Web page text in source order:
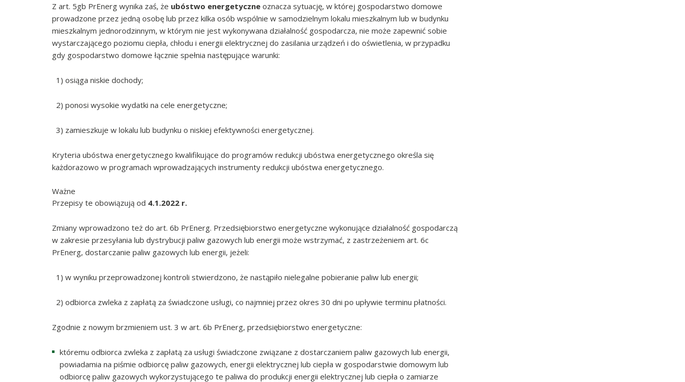
Z art. 5gb PrEnerg wynika zaś, że ubóstwo energetyczne oznacza sytuację, w której gospodarstwo domowe
prowadzone przez jedną osobę lub przez kilka osób wspólnie w samodzielnym lokalu mieszkalnym lub w budynku
mieszkalnym jednorodzinnym, w którym nie jest wykonywana działalność gospodarcza, nie może zapewnić sobie
wystarczającego poziomu ciepła, chłodu i energii elektrycznej do zasilania urządzeń i do oświetlenia, w przypadku
gdy gospodarstwo domowe łącznie spełnia następujące warunki:
1) osiąga niskie dochody;
2) ponosi wysokie wydatki na cele energetyczne;
3) zamieszkuje w lokalu lub budynku o niskiej efektywności energetycznej.
Kryteria ubóstwa energetycznego kwalifikujące do programów redukcji ubóstwa energetycznego określa się
każdorazowo w programach wprowadzających instrumenty redukcji ubóstwa energetycznego.
Ważne
Przepisy te obowiązują od 4.1.2022 r.
Zmiany wprowadzono też do art. 6b PrEnerg. Przedsiębiorstwo energetyczne wykonujące działalność gospodarczą
w zakresie przesyłania lub dystrybucji paliw gazowych lub energii może wstrzymać, z zastrzeżeniem art. 6c
PrEnerg, dostarczanie paliw gazowych lub energii, jeżeli:
1) w wyniku przeprowadzonej kontroli stwierdzono, że nastąpiło nielegalne pobieranie paliw lub energii;
2) odbiorca zwleka z zapłatą za świadczone usługi, co najmniej przez okres 30 dni po upływie terminu płatności.
Zgodnie z nowym brzmieniem ust. 3 w art. 6b PrEnerg, przedsiębiorstwo energetyczne:
któremu odbiorca zwleka z zapłatą za usługi świadczone związane z dostarczaniem paliw gazowych lub energii,
powiadamia na piśmie odbiorcę paliw gazowych, energii elektrycznej lub ciepła w gospodarstwie domowym lub
odbiorcę paliw gazowych wykorzystującego te paliwa do produkcji energii elektrycznej lub ciepła o zamiarze